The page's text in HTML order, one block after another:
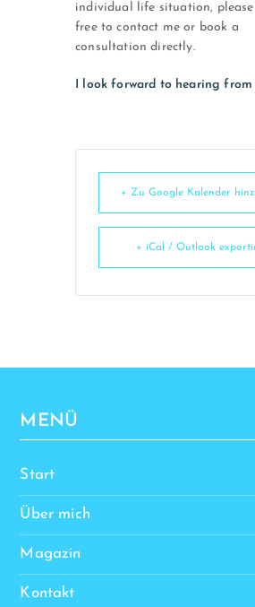
individual life situation, please
free to contact me or book a
consultation directly.
I look forward to hearing from
+ Zu Google Kalender
+ iCal / Outlook
MENÜ
Start
Über mich
Magazin
Kontakt